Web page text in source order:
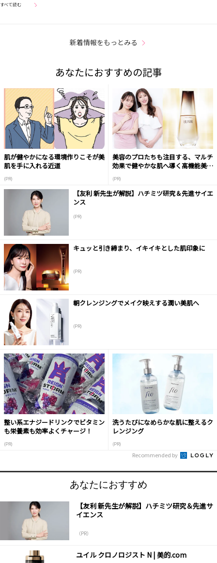
すべて読む
新着情報をもっとみる
あなたにおすすめの記事
肌が健やかになる環境作りこそが美
肌を手に入れる近道
(PR)
美容のプロたちも注目する、マルチ
効果で健やかな肌へ導く高機能美容
(PR)
【友利 新先生が解説】ハチミツ研究＆先進サイエ
ンス
(PR)
キュッと引き締まり、イキイキとした肌印象に
(PR)
朝クレンジングでメイク映えする潤い美肌へ
(PR)
整い系エナジードリンクでビタミン
も栄養素も効率よくチャージ！
(PR)
洗うたびになめらかな肌に整えるク
レンジング
(PR)
Recommended by
あなたにおすすめ
【友利 新先生が解説】ハチミツ研究＆先進サ
イエンス
（PR）
ユイル クロノロジスト N | 美的.com